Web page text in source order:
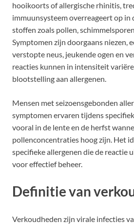
hooikoorts of allergische rhinitis,
immuunsysteem overreageert op in
stoffen zoals pollen,
Symptomen zijn doorgaans niezen,
verstopte neus, jeukende ogen en
reacties kunnen in intensiteit
blootstelling aan allergenen.
Mensen met seizoensgebonden
symptomen ervaren tijdens
vooral in de lente en de herfst
pollenconcentraties hoog zijn. Het
specifieke allergenen die de reactie
voor effectief beheer.
Definitie van
Verkoudheden zijn virale infecties